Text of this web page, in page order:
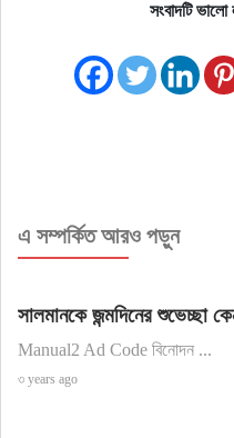
সংবাদটি
এ সম্পর্কিত আরও পড়ুন
সালমানকে জন্মদিনের শুভেচ্ছা
Manual2 Ad Code বিনোদন ...
৩ years ago